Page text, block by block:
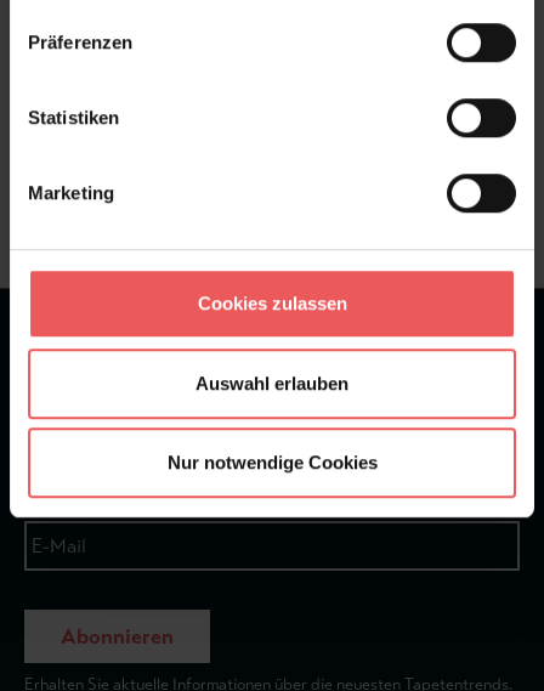
Präferenzen
Statistiken
Marketing
Cookies zulassen
Auswahl erlauben
Nur notwendige Cookies
★★★★★Bei 1245 Bewertungen
Abonnieren
Erhalten Sie aktuelle Informationen über die neuesten Tapetentrends.